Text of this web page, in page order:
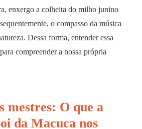
enxergo a colheita do milho junino
o compasso da música
Dessa forma, entender essa
compreender a nossa própria
mestres: O que a
da Macuca nos